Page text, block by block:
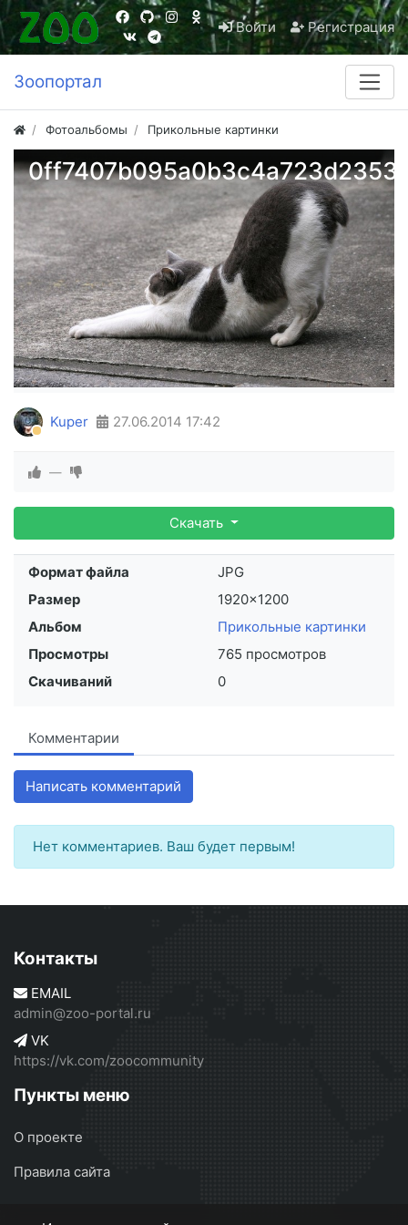
Войти Регистрация
Зоопортал
Фотоальбомы Прикольные картинки
Kuper 27.06.2014 17:42
—
Скачать
Формат файла
JPG
Размер
1920×1200
Альбом
Прикольные картинки
Просмотры
765 просмотров
Скачиваний
0
Комментарии
Написать комментарий
Нет комментариев. Ваш будет первым!
Контакты
EMAIL
admin@zoo-portal.ru
VK
https://vk.com/zoocommunity
Пункты меню
О проекте
Правила сайта